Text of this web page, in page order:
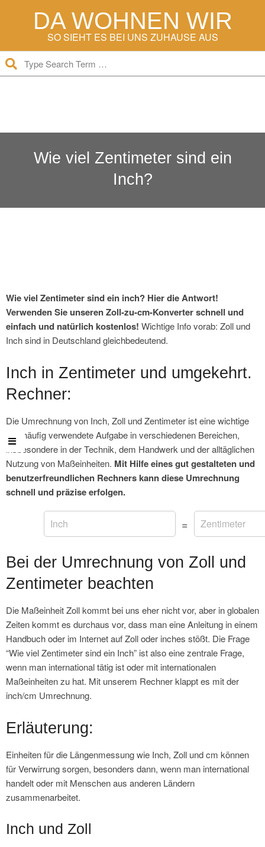
DA WOHNEN WIR
SO SIEHT ES BEI UNS ZUHAUSE AUS
Wie viel Zentimeter sind ein
Inch?
Wie viel Zentimeter sind ein inch? Hier die Antwort!
Verwenden Sie unseren Zoll-zu-cm-Konverter schnell und
einfach und natürlich kostenlos! Wichtige Info vorab: Zoll und
Inch sind in Deutschland gleichbedeutend.
Inch in Zentimeter und umgekehrt.
Rechner:
Die Umrechnung von Inch, Zoll und Zentimeter ist eine wichtige
und häufig verwendete Aufgabe in verschiedenen Bereichen,
insbesondere in der Technik, dem Handwerk und der alltäglichen
Nutzung von Maßeinheiten. Mit Hilfe eines gut gestalteten und
benutzerfreundlichen Rechners kann diese Umrechnung
schnell und präzise erfolgen.
=
Bei der Umrechnung von Zoll und
Zentimeter beachten
Die Maßeinheit Zoll kommt bei uns eher nicht vor, aber in globalen
Zeiten kommt es durchaus vor, dass man eine Anleitung in einem
Handbuch oder im Internet auf Zoll oder inches stößt. Die Frage
“Wie viel Zentimeter sind ein Inch” ist also eine zentrale Frage,
wenn man international tätig ist oder mit internationalen
Maßeinheiten zu hat. Mit unserem Rechner klappt es mit der
inch/cm Umrechnung.
Erläuterung:
Einheiten für die Längenmessung wie Inch, Zoll und cm können
für Verwirrung sorgen, besonders dann, wenn man international
handelt oder mit Menschen aus anderen Ländern
zusammenarbeitet.
Inch und Zoll